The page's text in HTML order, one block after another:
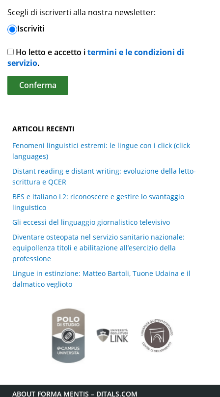
Scegli di iscriverti alla nostra newsletter:
Iscriviti
Ho letto e accetto itermini e le condizioni di
servizio.
ARTICOLI RECENTI
Fenomeni linguistici estremi: le lingue con i click (click
languages)
Distant reading e distant writing: evoluzione della letto-
scrittura e QCER
BES e italiano L2: riconoscere e gestire lo svantaggio
linguistico
Gli eccessi del linguaggio giornalistico televisivo
Diventare osteopata nel servizio sanitario nazionale:
equipollenza titoli e abilitazione all’esercizio della
professione
Lingue in estinzione: Matteo Bartoli, Tuone Udaina e il
dalmatico veglioto
ABOUT FORMA MENTIS – DITALS.COM